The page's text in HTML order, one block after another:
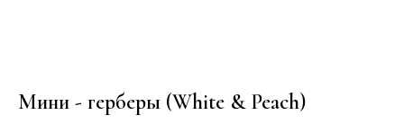
Мини - герберы (White & Peach)